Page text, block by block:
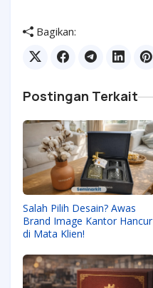
Bagikan:
Postingan Terkait
Salah Pilih Desain? Awas
Brand Image Kantor Hancur
di Mata Klien!